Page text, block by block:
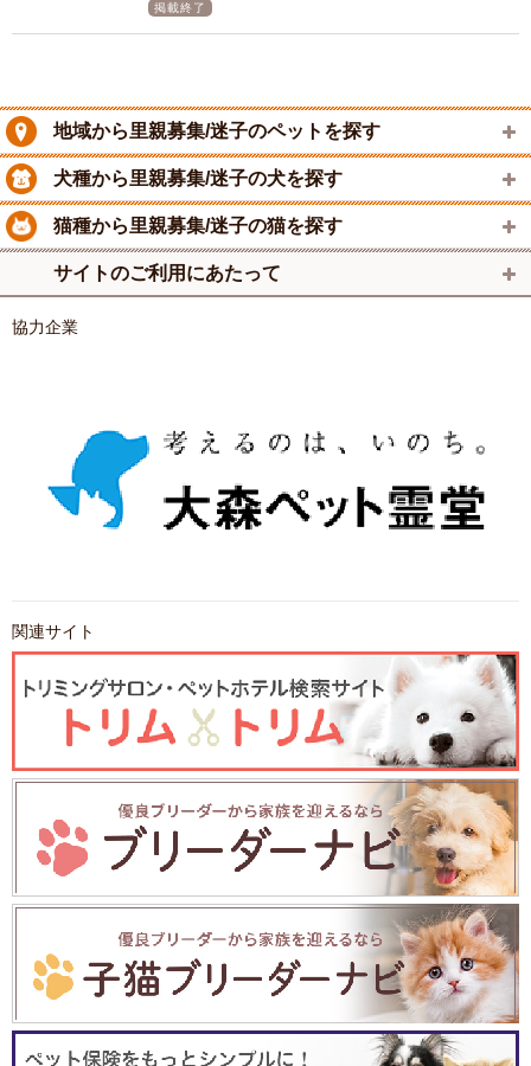
掲載終了
地域から里親募集/迷子のペットを探す
犬種から里親募集/迷子の犬を探す
猫種から里親募集/迷子の猫を探す
サイトのご利用にあたって
協力企業
関連サイト